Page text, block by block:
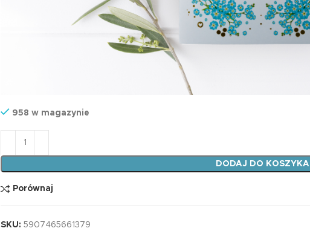
958 w magazynie
DODAJ DO KOSZYKA
Porównaj
SKU: 5907465661379